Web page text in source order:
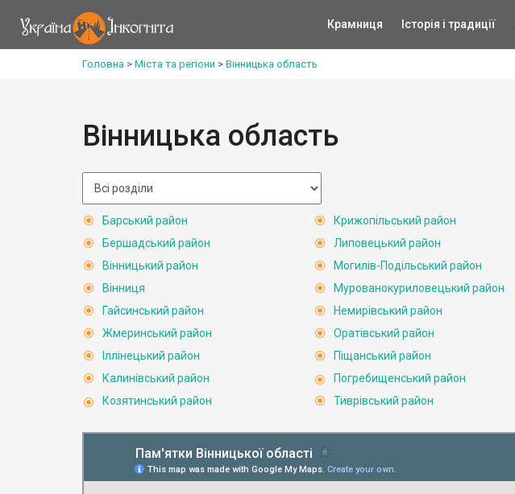
Крамниця Історія і традиції
Головна > Міста та регіони > Вінницька область
Вінницька область
Барський район
Бершадський район
Вінницький район
Вінниця
Гайсинський район
Жмеринський район
Іллінецький район
Калинівський район
Козятинський район
Крижопільський район
Липовецький район
Могилів-Подільський район
Мурованокуриловецький район
Немирівський район
Оратівський район
Піщанський район
Погребищенський район
Тиврівський район